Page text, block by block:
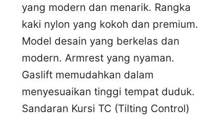
yang modern dan menarik. Rangka
kaki nylon yang kokoh dan premium.
Model desain yang berkelas dan
modern. Armrest yang nyaman.
Gaslift memudahkan dalam
menyesuaikan tinggi tempat duduk.
Sandaran Kursi TC (Tilting Control)